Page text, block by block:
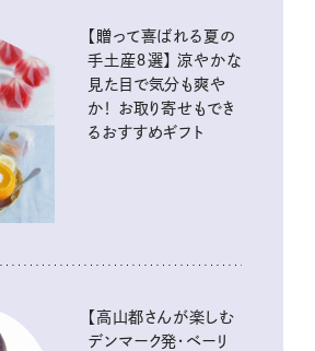
【贈って喜ばれる夏の
手土産８選】 涼やかな
見た目で気分も爽や
か！ お取り寄せもでき
るおすすめギフト
【高山都さんが楽しむ
デンマーク発・ベーリ